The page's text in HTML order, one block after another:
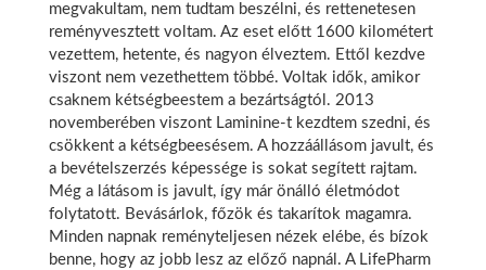
megvakultam, nem tudtam beszélni, és rettenetesen
reményvesztett voltam. Az eset előtt 1600 kilométert
vezettem, hetente, és nagyon élveztem. Ettől kezdve
viszont nem vezethettem többé. Voltak idők, amikor
csaknem kétségbeestem a bezártságtól. 2013
novemberében viszont Laminine-t kezdtem szedni, és
csökkent a kétségbeesésem. A hozzáállásom javult, és
a bevételszerzés képessége is sokat segített rajtam.
Még a látásom is javult, így már önálló életmódot
folytatott. Bevásárlok, főzök és takarítok magamra.
Minden napnak reményteljesen nézek elébe, és bízok
benne, hogy az jobb lesz az előző napnál. A LifePharm